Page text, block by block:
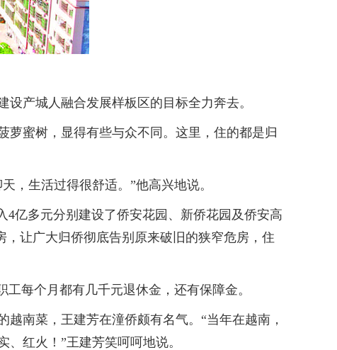
产城人融合发展样板区的目标全力奔去。
蜜树，显得有些与众不同。这里，住的都是归
生活过得很舒适。”他高兴地说。
亿多元分别建设了侨安花园、新侨花园及侨安高
让广大归侨彻底告别原来破旧的狭窄危房，住
每个月都有几千元退休金，还有保障金。
南菜，王建芳在潼侨颇有名气。“当年在越南，
红火！”王建芳笑呵呵地说。